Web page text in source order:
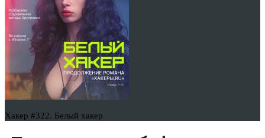
Хакер #322. Белый хакер